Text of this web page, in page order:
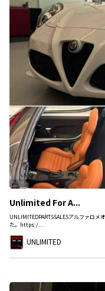
Unlimited For A...
UNLIMITEDPARTSSALESアルファロ
た。https:/...
UNLIMITED